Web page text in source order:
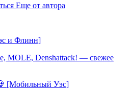
Еще от автора
и Флинн]
MOLE, Denshattack! — свежее
[Мобильный Уэс]